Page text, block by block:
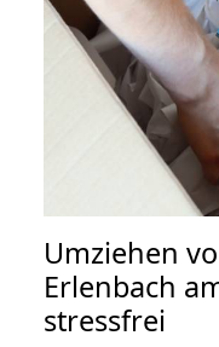
Umziehen
Erlenbach
stressfrei